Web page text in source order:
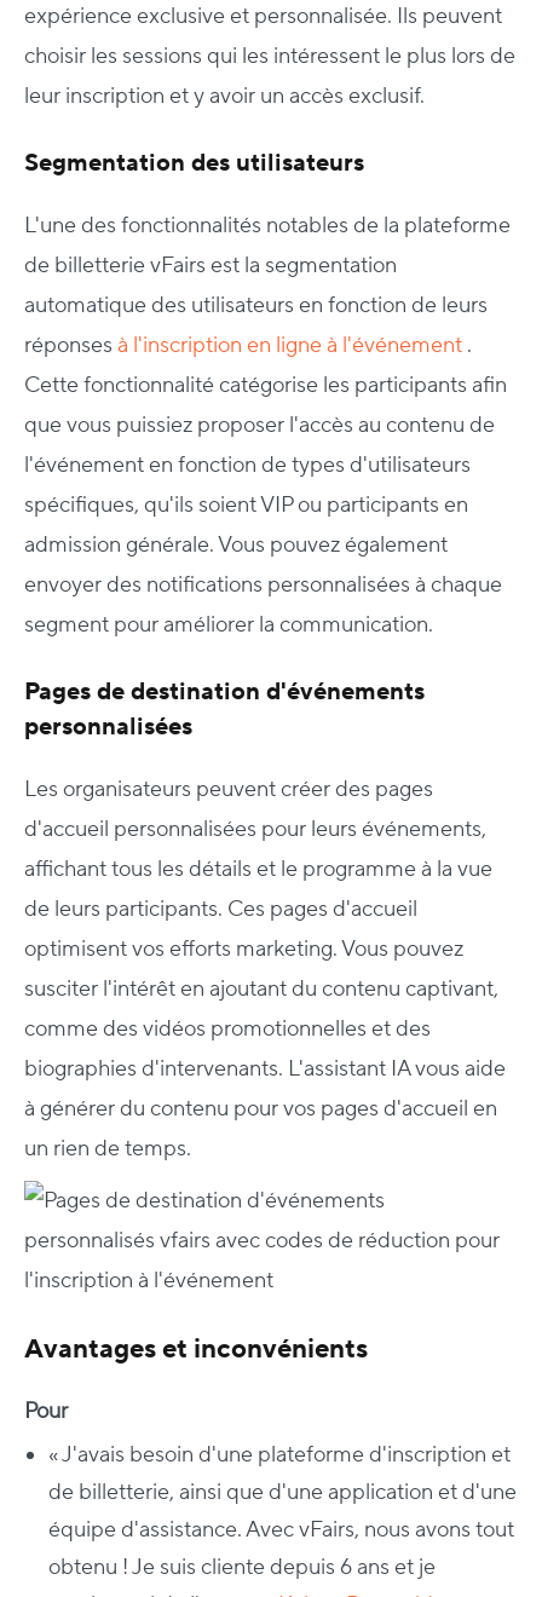
expérience exclusive et personnalisée. Ils peuvent
choisir les sessions qui les intéressent le plus lors de
leur inscription et y avoir un accès exclusif.
Segmentation des utilisateurs
L'une des fonctionnalités notables de la plateforme
de billetterie vFairs est la segmentation
automatique des utilisateurs en fonction de leurs
réponses à l'inscription en ligne à l'événement .
Cette fonctionnalité catégorise les participants afin
que vous puissiez proposer l'accès au contenu de
l'événement en fonction de types d'utilisateurs
spécifiques, qu'ils soient VIP ou participants en
admission générale. Vous pouvez également
envoyer des notifications personnalisées à chaque
segment pour améliorer la communication.
Pages de destination d'événements
personnalisées
Les organisateurs peuvent créer des pages
d'accueil personnalisées pour leurs événements,
affichant tous les détails et le programme à la vue
de leurs participants. Ces pages d'accueil
optimisent vos efforts marketing. Vous pouvez
susciter l'intérêt en ajoutant du contenu captivant,
comme des vidéos promotionnelles et des
biographies d'intervenants. L'assistant IA vous aide
à générer du contenu pour vos pages d'accueil en
un rien de temps.
Avantages et inconvénients
Pour
« J'avais besoin d'une plateforme d'inscription et
de billetterie, ainsi que d'une application et d'une
équipe d'assistance. Avec vFairs, nous avons tout
obtenu ! Je suis cliente depuis 6 ans et je